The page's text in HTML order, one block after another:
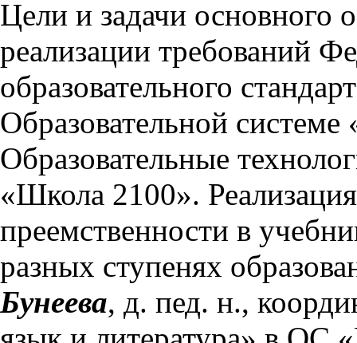
Цели и задачи основного
реализации требований
образовательного
Образовательной
Образовательные
«Школа 2100».
преемственности в
разных ступенях
Бунеева, д. пед. н.,